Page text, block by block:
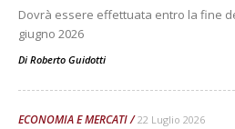
Dovrà essere effettuata entro la fine
giugno 2026
Di Roberto Guidotti
ECONOMIA E MERCATI 22 Luglio 2026